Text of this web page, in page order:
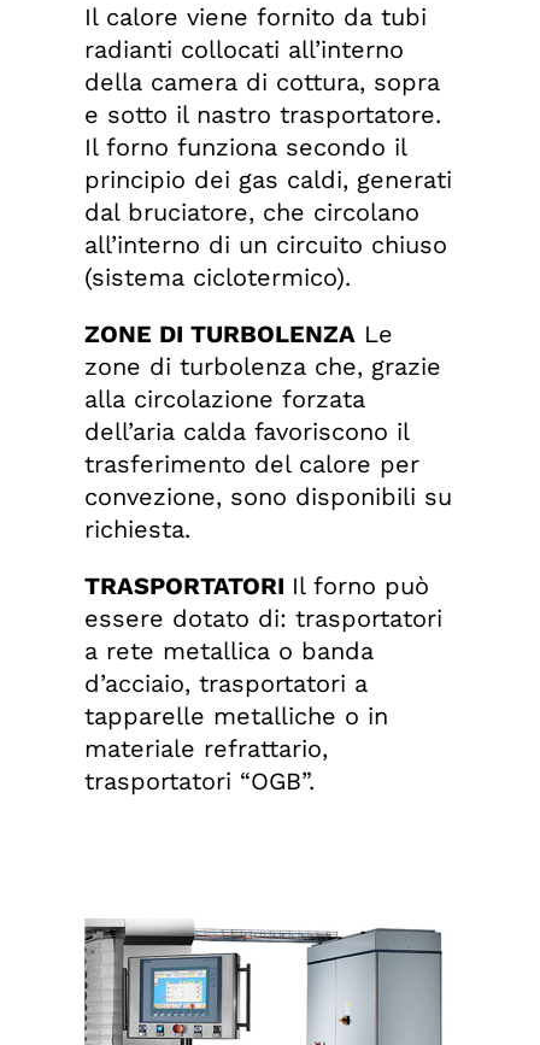
Il calore viene fornito da tubi
radianti collocati all’interno
della camera di cottura, sopra
e sotto il nastro trasportatore.
Il forno funziona secondo il
principio dei gas caldi, generati
dal bruciatore, che circolano
all’interno di un circuito chiuso
(sistema ciclotermico).
ZONE DI TURBOLENZA Le
zone di turbolenza che, grazie
alla circolazione forzata
dell’aria calda favoriscono il
trasferimento del calore per
convezione, sono disponibili su
richiesta.
TRASPORTATORI Il forno può
essere dotato di: trasportatori
a rete metallica o banda
d’acciaio, trasportatori a
tapparelle metalliche o in
materiale refrattario,
trasportatori “OGB”.